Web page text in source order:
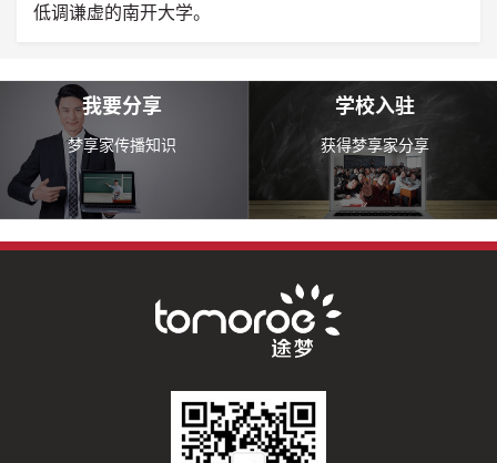
低调谦虚的南开大学。
我要分享
梦享家传播知识
学校入驻
获得梦享家分享